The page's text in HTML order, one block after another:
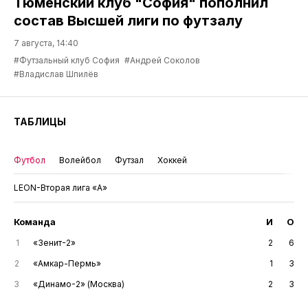
состав Высшей лиги по футзалу
7 августа, 14:40
#Футзальный клуб София #Андрей Соколов
#Владислав Шпилёв
ТАБЛИЦЫ
Футбол Волейбол Футзал Хоккей
LEON-Вторая лига «А»
Команда И О
1 «Зенит-2» 2
6
2
«Амкар-Пермь» 1
3
3
«Динамо-2» (Москва) 2
3